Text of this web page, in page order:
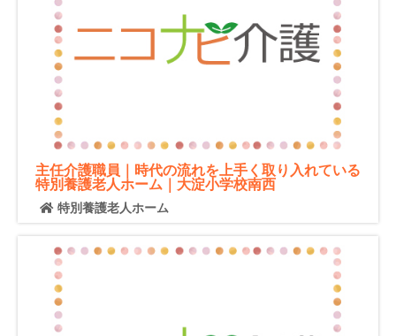
主任介護職員｜時代の流れを上手く取り入れている
特別養護老人ホーム｜大淀小学校南西
特別養護老人ホーム